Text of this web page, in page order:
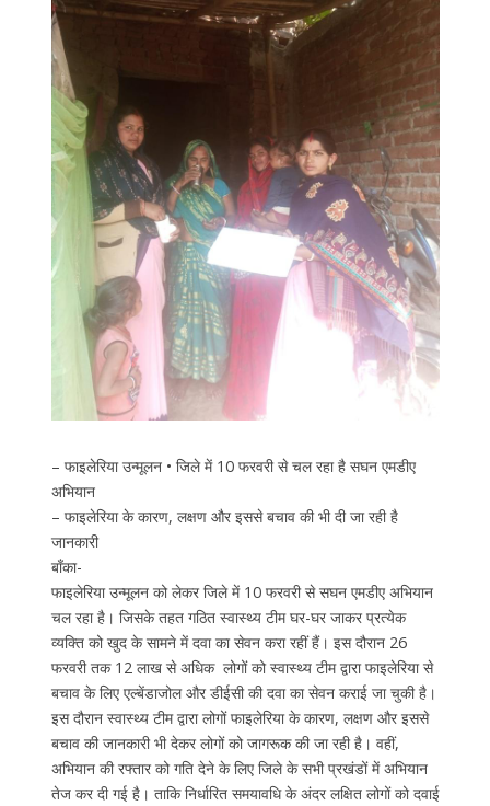
– फाइलेरिया उन्मूलन • जिले में 10 फरवरी से चल रहा है सघन एमडीए
अभियान
– फाइलेरिया के कारण, लक्षण और इससे बचाव की भी दी जा रही है
जानकारी
बाँका-
फाइलेरिया उन्मूलन को लेकर जिले में 10 फरवरी से सघन एमडीए अभियान
चल रहा है। जिसके तहत गठित स्वास्थ्य टीम घर-घर जाकर प्रत्येक
व्यक्ति को खुद के सामने में दवा का सेवन करा रहीं हैं। इस दौरान 26
फरवरी तक 12 लाख से अधिक लोगों को स्वास्थ्य टीम द्वारा फाइलेरिया से
बचाव के लिए एल्बेंडाजोल और डीईसी की दवा का सेवन कराई जा चुकी है।
इस दौरान स्वास्थ्य टीम द्वारा लोगों फाइलेरिया के कारण, लक्षण और इससे
बचाव की जानकारी भी देकर लोगों को जागरूक की जा रही है। वहीं,
अभियान की रफ्तार को गति देने के लिए जिले के सभी प्रखंडों में अभियान
तेज कर दी गई है। ताकि निर्धारित समयावधि के अंदर लक्षित लोगों को दवाई